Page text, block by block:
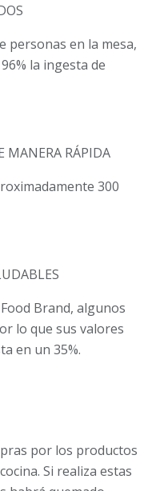
personas en la mesa,
la ingesta de
MANERA RÁPIDA
300
Brand, algunos
lo que sus valores
en un 35%.
por los productos
Si realiza estas